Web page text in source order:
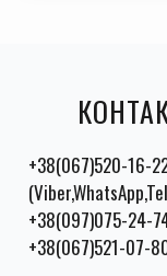
+38(067)520-16-
+38(097)075-24-
+38(067)521-07-